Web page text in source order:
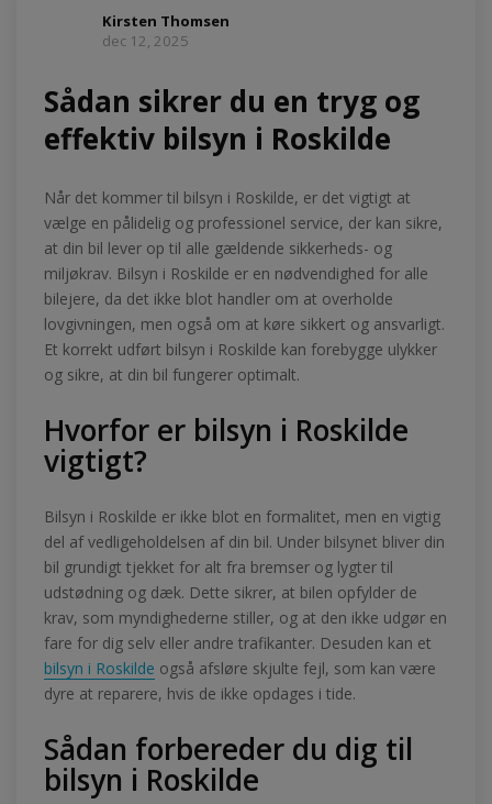
Kirsten Thomsen
dec 12, 2025
Sådan sikrer du en tryg og
effektiv bilsyn i Roskilde
Når det kommer til bilsyn i Roskilde, er det vigtigt at
vælge en pålidelig og professionel service, der kan sikre,
at din bil lever op til alle gældende sikkerheds- og
miljøkrav. Bilsyn i Roskilde er en nødvendighed for alle
bilejere, da det ikke blot handler om at overholde
lovgivningen, men også om at køre sikkert og ansvarligt.
Et korrekt udført bilsyn i Roskilde kan forebygge ulykker
og sikre, at din bil fungerer optimalt.
Hvorfor er bilsyn i Roskilde
vigtigt?
Bilsyn i Roskilde er ikke blot en formalitet, men en vigtig
del af vedligeholdelsen af din bil. Under bilsynet bliver din
bil grundigt tjekket for alt fra bremser og lygter til
udstødning og dæk. Dette sikrer, at bilen opfylder de
krav, som myndighederne stiller, og at den ikke udgør en
fare for dig selv eller andre trafikanter. Desuden kan et
bilsyn i Roskilde også afsløre skjulte fejl, som kan være
dyre at reparere, hvis de ikke opdages i tide.
Sådan forbereder du dig til
bilsyn i Roskilde